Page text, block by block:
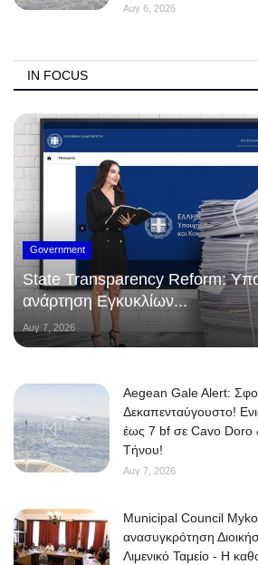
Αυγ 6, 2026
IN FOCUS
Government
State Transparency Reform:
ανάρτηση Εγκυκλίων...
Αυγ 7, 2026
Aegean Gale Alert:
Δεκαπενταύγουστο!
έως 7 bf σε Cavo Doro
Τήνου!
Αυγ 7, 2026
Municipal Council
ανασυγκρότηση
Λιμενικό Ταμείο - Η